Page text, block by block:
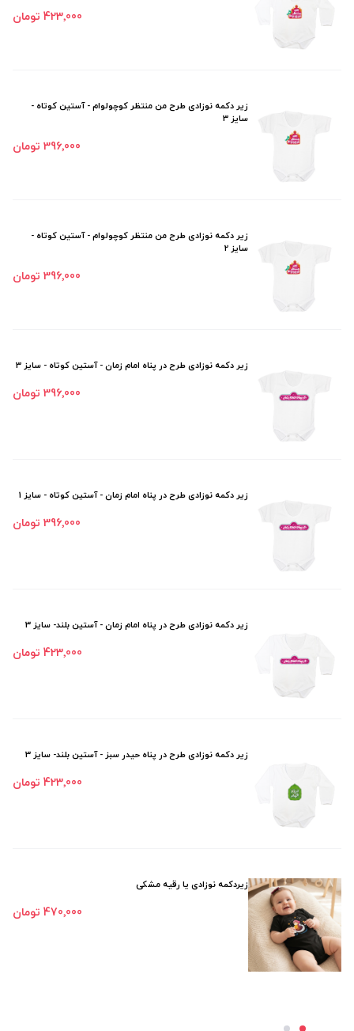
423٬000 تومان
زیر دکمه نوزادی طرح من منتظر کوچولوام - آستین کوتاه -
سایز 3
396٬000 تومان
زیر دکمه نوزادی طرح من منتظر کوچولوام - آستین کوتاه -
سایز 2
396٬000 تومان
زیر دکمه نوزادی طرح در پناه امام زمان - آستین کوتاه - سایز 3
396٬000 تومان
زیر دکمه نوزادی طرح در پناه امام زمان - آستین کوتاه - سایز 1
396٬000 تومان
زیر دکمه نوزادی طرح در پناه امام زمان - آستین بلند- سایز 3
423٬000 تومان
زیر دکمه نوزادی طرح در پناه حیدر سبز - آستین بلند- سایز 3
423٬000 تومان
زیردکمه نوزادی یا رقیه مشکی
470٬000 تومان